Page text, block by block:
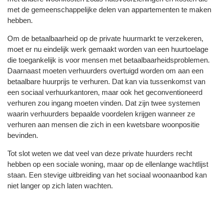
met de gemeenschappelijke delen van appartementen te maken
hebben.
Om de betaalbaarheid op de private huurmarkt te verzekeren,
moet er nu eindelijk werk gemaakt worden van een huurtoelage
die toegankelijk is voor mensen met betaalbaarheidsproblemen.
Daarnaast moeten verhuurders overtuigd worden om aan een
betaalbare huurprijs te verhuren. Dat kan via tussenkomst van
een sociaal verhuurkantoren, maar ook het geconventioneerd
verhuren zou ingang moeten vinden. Dat zijn twee systemen
waarin verhuurders bepaalde voordelen krijgen wanneer ze
verhuren aan mensen die zich in een kwetsbare woonpositie
bevinden.
Tot slot weten we dat veel van deze private huurders recht
hebben op een sociale woning, maar op de ellenlange wachtlijst
staan. Een stevige uitbreiding van het sociaal woonaanbod kan
niet langer op zich laten wachten.